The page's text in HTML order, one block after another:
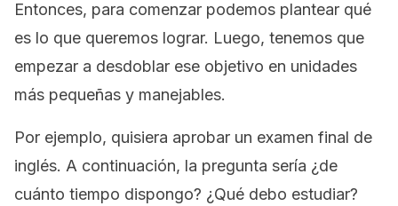
Entonces, para comenzar podemos plantear qué
es lo que queremos lograr. Luego, tenemos que
empezar a desdoblar ese objetivo en unidades
más pequeñas y manejables.
Por ejemplo, quisiera aprobar un examen final de
inglés. A continuación, la pregunta sería ¿de
cuánto tiempo dispongo? ¿Qué debo estudiar?